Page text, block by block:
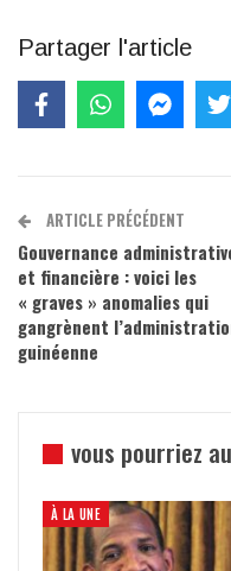
Partager l'article
ARTICLE PRÉCÉDENT
Gouvernance
et financière : voici les
« graves » anomalies qui
gangrènent
guinéenne
vous pourriez
À LA UNE